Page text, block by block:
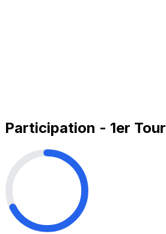
Participation - 1er Tour